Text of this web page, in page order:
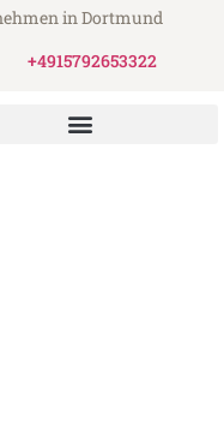
in Dortmund
+4915792653322